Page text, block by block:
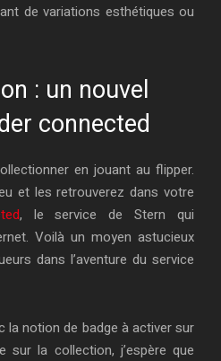
de variations esthétiques ou
: un nouvel
connected
en jouant au flipper.
et les retrouverez dans votre
, le service de Stern qui
Voilà un moyen astucieux
dans l’aventure du service
la notion de badge à activer sur
sur la collection, j’espère que